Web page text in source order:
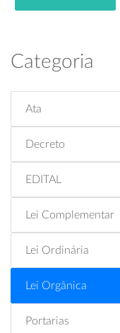
Categoria
Ata
Decreto
EDITAL
Lei Complementar
Lei Ordinária
Lei Orgânica
Portarias